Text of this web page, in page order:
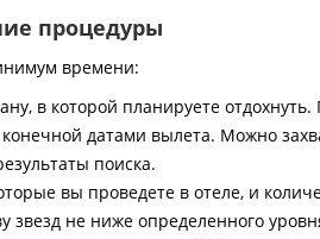
процедуры
времени:
в которой планируете
датами вылета. Можно
поиска.
вы проведете в отеле, и
звезд не ниже определенного